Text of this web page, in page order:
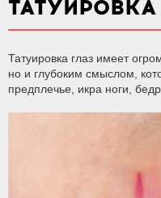
Татуировка глаз имеет
но и глубоким смыслом,
предплечье, икра ноги,